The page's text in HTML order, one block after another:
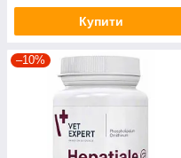
Купити
–10%